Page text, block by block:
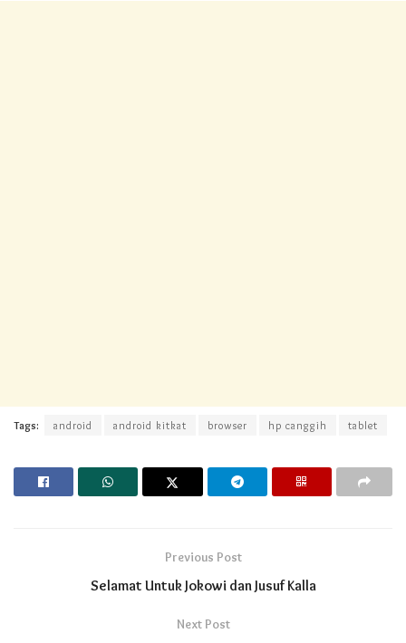
Tags: android android kitkat browser hp canggih tablet
Previous Post
Selamat Untuk Jokowi dan Jusuf Kalla
Next Post